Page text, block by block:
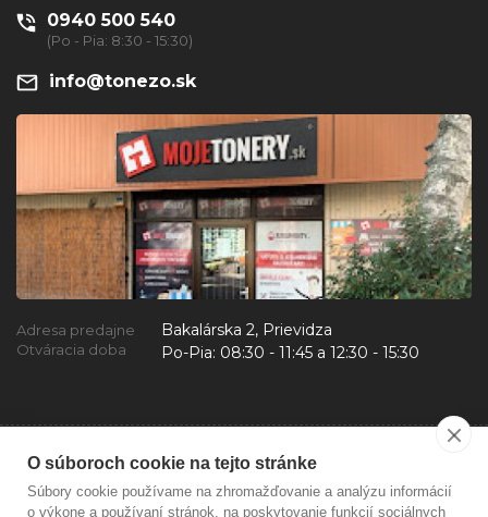
O súboroch cookie na tejto stránke
Súbory cookie používame na zhromažďovanie a analýzu informácií
o výkone a používaní stránok, na poskytovanie funkcií sociálnych
0940 500 540
(Po - Pia: 8:30 - 15:30)
info@tonezo.sk
Adresa predajne Bakalárska 2, Prievidza
Otváracia doba Po-Pia: 08:30 - 11:45 a 12:30 - 15:30